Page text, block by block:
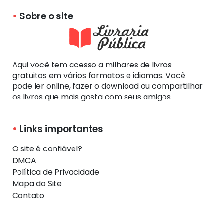
Sobre o site
Aqui você tem acesso a milhares de livros
gratuitos em vários formatos e idiomas. Você
pode ler online, fazer o download ou compartilhar
os livros que mais gosta com seus amigos.
Links importantes
O site é confiável?
DMCA
Política de Privacidade
Mapa do Site
Contato